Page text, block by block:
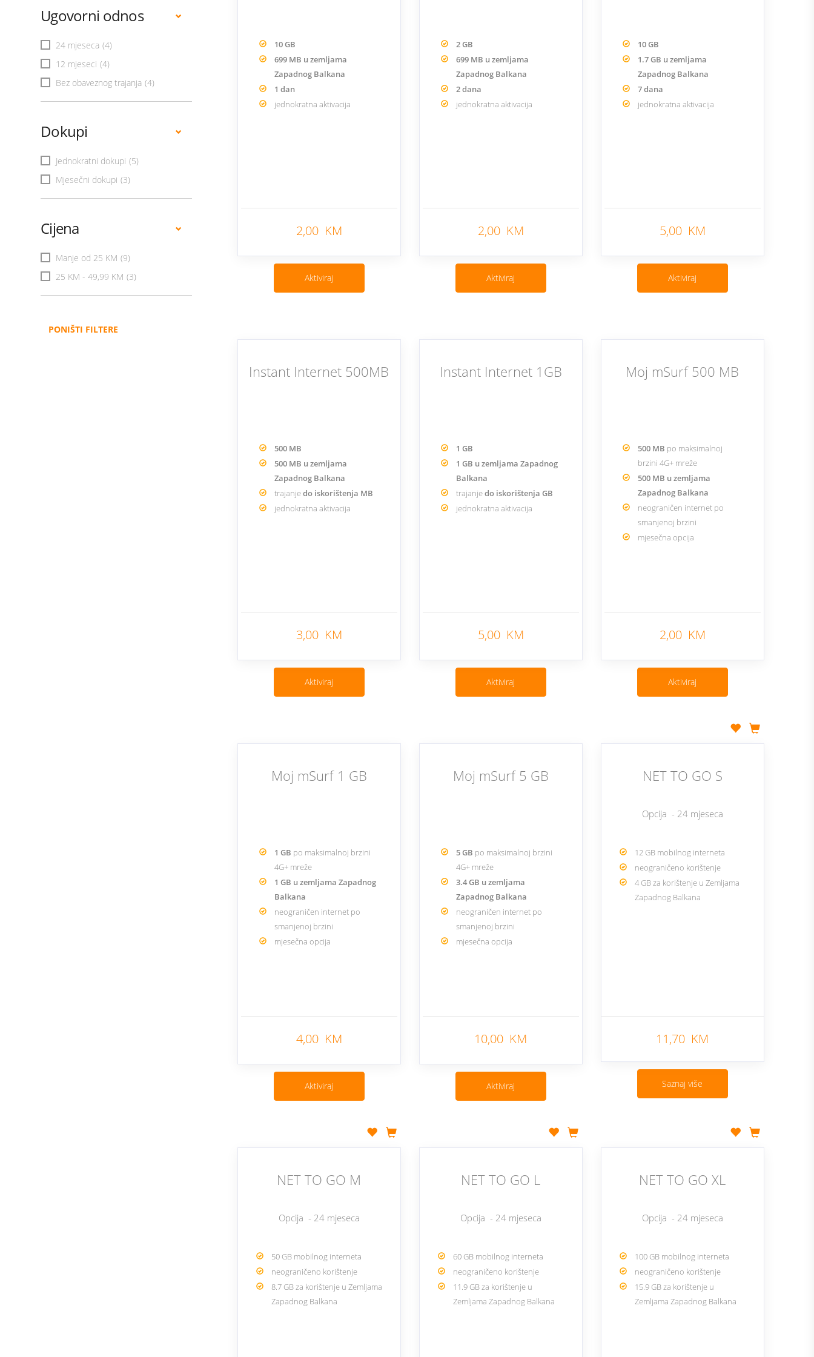
Ugovorni odnos
24 mjeseca (4)
12 mjeseci (4)
Bez obaveznog trajanja (4)
Dokupi
Jednokratni dokupi (5)
Mjesečni dokupi (3)
Cijena
Manje od 25 KM (9)
25 KM - 49,99 KM (3)
PONIŠTI FILTERE
10 GB
699 MB u zemljama
Zapadnog Balkana
1 dan
jednokratna aktivacija
2,00 KM
Aktiviraj
2 GB
699 MB u zemljama
Zapadnog Balkana
2 dana
jednokratna aktivacija
2,00 KM
Aktiviraj
10 GB
1.7 GB u zemljama
Zapadnog Balkana
7 dana
jednokratna aktivacija
5,00 KM
Aktiviraj
Instant Internet 500MB
500 MB
500 MB u zemljama
Zapadnog Balkana
trajanjedo iskorištenja MB
jednokratna aktivacija
3,00 KM
Aktiviraj
Instant Internet 1GB
1 GB
1 GB u zemljama Zapadnog
Balkana
trajanjedo iskorištenja GB
jednokratna aktivacija
5,00 KM
Aktiviraj
Moj mSurf 500 MB
500 MB po maksimalnoj
brzini 4G+ mreže
500 MB u zemljama
Zapadnog Balkana
neograničen internet po
smanjenoj brzini
mjesečna opcija
2,00 KM
Aktiviraj
Moj mSurf 1 GB
1 GB po maksimalnoj brzini
4G+ mreže
1 GB u zemljama Zapadnog
Balkana
neograničen internet po
smanjenoj brzini
mjesečna opcija
4,00 KM
Aktiviraj
Moj mSurf 5 GB
5 GB po maksimalnoj brzini
4G+ mreže
3.4 GB u zemljama
Zapadnog Balkana
neograničen internet po
smanjenoj brzini
mjesečna opcija
10,00 KM
Aktiviraj
NET TO GO S
Opcija - 24 mjeseca
12 GB mobilnog interneta
neograničeno korištenje
4 GB za korištenje u Zemljama
Zapadnog Balkana
11,70 KM
Saznaj više
NET TO GO M
Opcija - 24 mjeseca
50 GB mobilnog interneta
neograničeno korištenje
8.7 GB za korištenje u Zemljama
Zapadnog Balkana
NET TO GO L
Opcija - 24 mjeseca
60 GB mobilnog interneta
neograničeno korištenje
11.9 GB za korištenje u
Zemljama Zapadnog Balkana
NET TO GO XL
Opcija - 24 mjeseca
100 GB mobilnog interneta
neograničeno korištenje
15.9 GB za korištenje u
Zemljama Zapadnog Balkana